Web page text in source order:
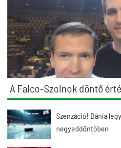
A Falco-Szolnok döntő
Szenzáció! Dánia
negyeddöntőben